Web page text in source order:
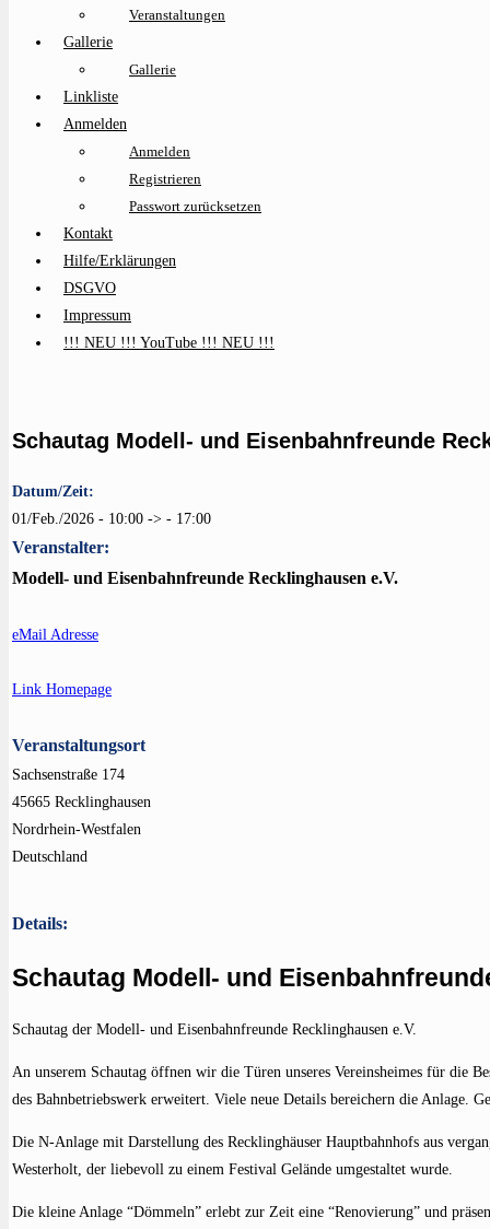
Veranstaltungen
Gallerie
Gallerie
Linkliste
Anmelden
Anmelden
Registrieren
Passwort zurücksetzen
Kontakt
Hilfe/Erklärungen
DSGVO
Impressum
!!! NEU !!! YouTube !!! NEU !!!
Schautag Modell- und Eisenbahnfreunde
Datum/Zeit:
01/Feb./2026 - 10:00 -> - 17:00
Veranstalter:
Modell- und Eisenbahnfreunde Recklinghausen e.V.
eMail Adresse
Link Homepage
Veranstaltungsort
Sachsenstraße 174
45665 Recklinghausen
Nordrhein-Westfalen
Deutschland
Details:
Schautag Modell- und
Schautag der Modell- und Eisenbahnfreunde Recklinghausen e.V.
An unserem Schautag öffnen wir die Türen unseres Vereinsheimes für die
des Bahnbetriebswerk erweitert. Viele neue Details bereichern die Anlage.
Die N-Anlage mit Darstellung des Recklinghäuser Hauptbahnhofs aus
Westerholt, der liebevoll zu einem Festival Gelände umgestaltet wurde.
Die kleine Anlage “Dömmeln” erlebt zur Zeit eine “Renovierung” und